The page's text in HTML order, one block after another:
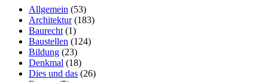
Allgemein (53)
Architektur(183)
Baurecht (1)
Baustellen (124)
Bildung (23)
Denkmal (18)
Dies und das (26)